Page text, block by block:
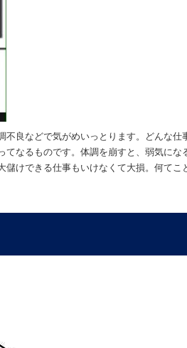
不良などで気がめいっとります。どんな仕
てなるものです。体調を崩すと、弱気に
儲けできる仕事もいけなくて大損。何てこ